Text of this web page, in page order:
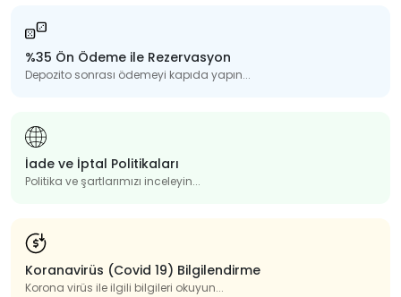
%35 Ön Ödeme ile Rezervasyon
Depozito sonrası ödemeyi kapıda yapın...
İade ve İptal Politikaları
Politika ve şartlarımızı inceleyin...
Koranavirüs (Covid 19) Bilgilendirme
Korona virüs ile ilgili bilgileri okuyun...